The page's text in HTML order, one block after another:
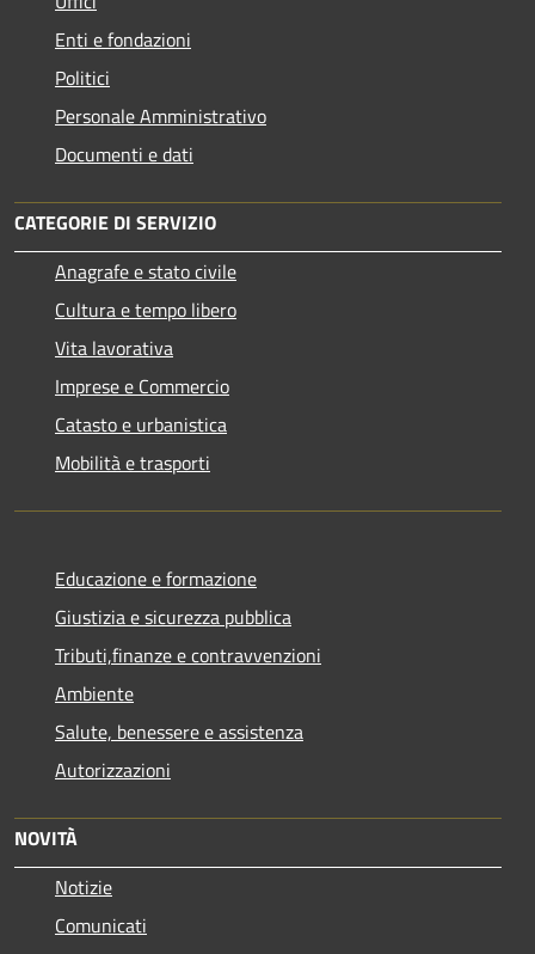
Enti e fondazioni
Politici
Personale Amministrativo
Documenti e dati
CATEGORIE DI SERVIZIO
Anagrafe e stato civile
Cultura e tempo libero
Vita lavorativa
Imprese e Commercio
Catasto e urbanistica
Mobilità e trasporti
Educazione e formazione
Giustizia e sicurezza pubblica
Tributi,finanze e contravvenzioni
Ambiente
Salute, benessere e assistenza
Autorizzazioni
NOVITÀ
Notizie
Comunicati